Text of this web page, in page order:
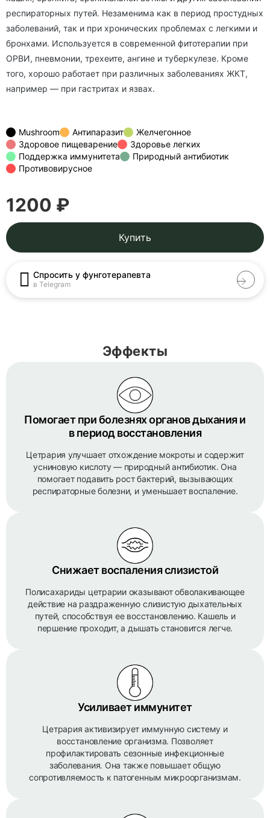
респираторных путей. Незаменима как в период простудных
заболеваний, так и при хронических проблемах с легкими и
бронхами. Используется в современной фитотерапии при
ОРВИ, пневмонии, трехеите, ангине и туберкулезе. Кроме
того, хорошо работает при различных заболеваниях ЖКТ,
например — при гастритах и язвах.
Mushroom Антипаразит
Желчегонное
Здоровое пищеварение
Здоровье легких
Поддержка иммунитета
Природный антибиотик
Противовирусное
1200 ₽
Купить
Спросить у фунготерапевта
в Telegram
Эффекты
Помогает при болезнях органов дыхания и
в период восстановления
Цетрария улучшает отхождение мокроты и содержит
усниновую кислоту — природный антибиотик. Она
помогает подавить рост бактерий, вызывающих
респираторные болезни, и уменьшает воспаление.
Снижает воспаления слизистой
Полисахариды цетрарии оказывают обволакивающее
действие на раздраженную слизистую дыхательных
путей, способствуя ее восстановлению. Кашель и
першение проходит, а дышать становится легче.
Усиливает иммунитет
Цетрария активизирует иммунную систему и
восстановление организма. Позволяет
профилактировать сезонные инфекционные
заболевания. Она также повышает общую
сопротивляемость к патогенным микроорганизмам.